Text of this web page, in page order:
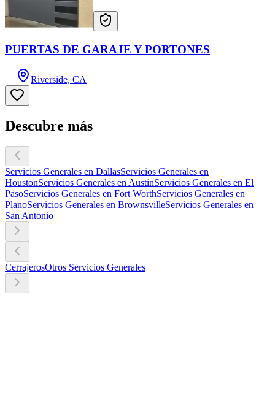
PUERTAS DE GARAJE Y PORTONES
Riverside, CA
Descubre más
Servicios Generales en DallasServicios Generales en
HoustonServicios Generales en AustinServicios Generales en El
PasoServicios Generales en Fort WorthServicios Generales en
PlanoServicios Generales en BrownsvilleServicios Generales en
San Antonio
CerrajerosOtros Servicios Generales